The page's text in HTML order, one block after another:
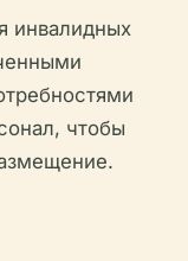
инвалидных
чтобы